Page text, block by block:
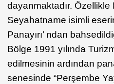
dayanmaktadır. Özellikle
Seyahatname isimli
Panayırı’ ndan
Bölge 1991 yılında
edilmesinin ardından
senesinde “Perşembe